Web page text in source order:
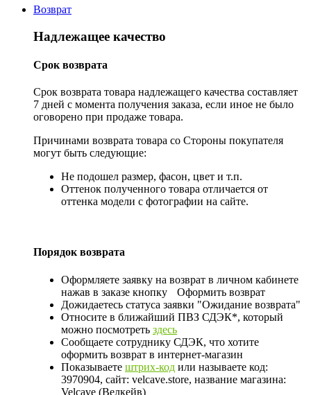
Возврат
Надлежащее качество
Срок возврата
Срок возврата товара надлежащего качества составляет
7 дней с момента получения заказа, если иное не было
оговорено при продаже товара.
Причинами возврата товара со Стороны покупателя
могут быть следующие:
Не подошел размер, фасон, цвет и т.п.
Оттенок полученного товара отличается от
оттенка модели с фотографии на сайте.
Порядок возврата
Оформляете заявку на возврат в личном кабинете
нажав в заказе кнопку
Оформить возврат
Дожидаетесь статуса заявки "Ожидание возврата"
Относите в ближайший ПВЗ СДЭК*, который
можно посмотреть здесь
Сообщаете сотруднику СДЭК, что хотите
оформить возврат в интернет-магазин
Показываете штрих-код или называете код:
3970904, сайт: velcave.store, название магазина:
Velcave (Велкейв)